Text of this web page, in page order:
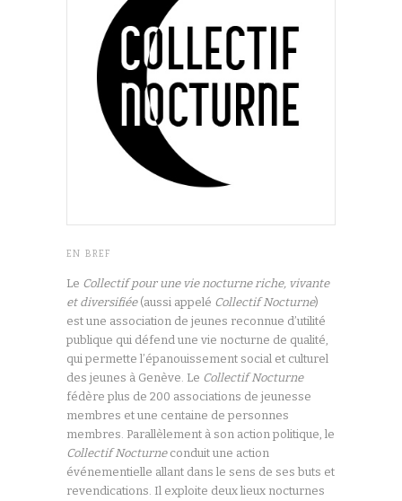
EN BREF
Le Collectif pour une vie nocturne riche, vivante
et diversifiée (aussi appelé Collectif Nocturne)
est une association de jeunes reconnue d’utilité
publique qui défend une vie nocturne de qualité,
qui permette l’épanouissement social et culturel
des jeunes à Genève. Le Collectif Nocturne
fédère plus de 200 associations de jeunesse
membres et une centaine de personnes
membres. Parallèlement à son action politique, le
Collectif Nocturneconduit une action
événementielle allant dans le sens de ses buts et
revendications. Il exploite deux lieux nocturnes